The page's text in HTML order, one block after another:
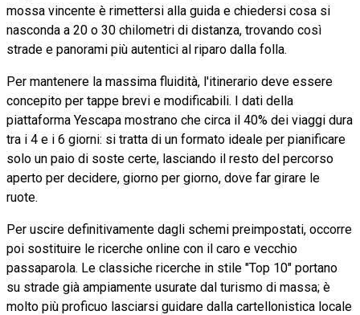
mossa vincente è rimettersi alla guida e chiedersi cosa si
nasconda a 20 o 30 chilometri di distanza, trovando così
strade e panorami più autentici al riparo dalla folla.
Per mantenere la massima fluidità, l'itinerario deve essere
concepito per tappe brevi e modificabili. I dati della
piattaforma Yescapa mostrano che circa il 40% dei viaggi dura
tra i 4 e i 6 giorni: si tratta di un formato ideale per pianificare
solo un paio di soste certe, lasciando il resto del percorso
aperto per decidere, giorno per giorno, dove far girare le
ruote.
Per uscire definitivamente dagli schemi preimpostati, occorre
poi sostituire le ricerche online con il caro e vecchio
passaparola. Le classiche ricerche in stile "Top 10" portano
su strade già ampiamente usurate dal turismo di massa; è
molto più proficuo lasciarsi guidare dalla cartellonistica locale